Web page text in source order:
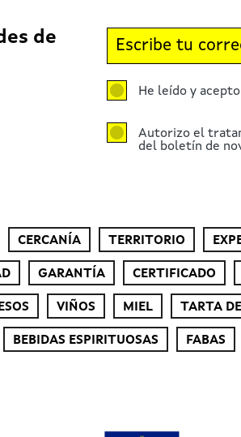
de
He leído y
Autorizo el
del boletín de
CERCANÍA TERRITORIO
GARANTÍA CERTIFICADO
VIÑOS MIEL TARTA
BEBIDAS ESPIRITUOSAS FABAS